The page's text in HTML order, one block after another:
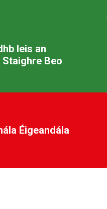
leis an
Beo
Éigeandála